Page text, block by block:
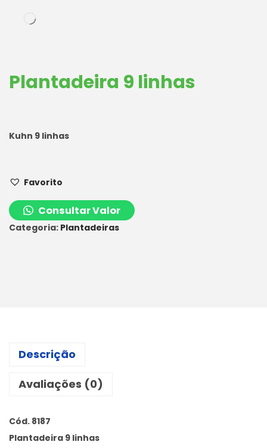
Plantadeira 9 linhas
Kuhn 9 linhas
Favorito
Consultar Valor
Categoria: Plantadeiras
Descrição
Avaliações (0)
Cód. 8187
Plantadeira 9 linhas